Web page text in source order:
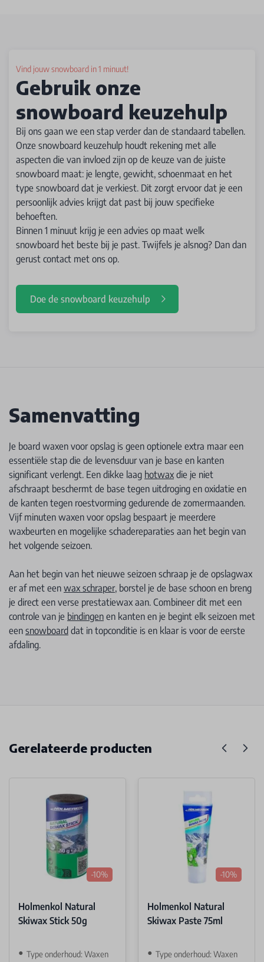
Vind jouw snowboard in 1 minuut!
Gebruik onze
snowboard keuzehulp
Bij ons gaan we een stap verder dan de standaard tabellen.
Onze snowboard keuzehulp houdt rekening met alle
aspecten die van invloed zijn op de keuze van de juiste
snowboard maat: je lengte, gewicht, schoenmaat en het
type snowboard dat je verkiest. Dit zorgt ervoor dat je een
persoonlijk advies krijgt dat past bij jouw specifieke
behoeften.
Binnen 1 minuut krijg je een advies op maat welk
snowboard het beste bij je past. Twijfels je alsnog? Dan dan
gerust contact met ons op.
Doe de snowboard keuzehulp
Samenvatting
Je board waxen voor opslag is geen optionele extra maar een
essentiële stap die de levensduur van je base en kanten
significant verlengt. Een dikke laag hotwax die je niet
afschraapt beschermt de base tegen uitdroging en oxidatie en
de kanten tegen roestvorming gedurende de zomermaanden.
Vijf minuten waxen voor opslag bespaart je meerdere
waxbeurten en mogelijke schadereparaties aan het begin van
het volgende seizoen.
Aan het begin van het nieuwe seizoen schraap je de opslagwax
er af met een wax schraper, borstel je de base schoon en breng
je direct een verse prestatiewax aan. Combineer dit met een
controle van je bindingen en kanten en je begint elk seizoen met
een snowboard dat in topconditie is en klaar is voor de eerste
afdaling.
Gerelateerde producten
-10%
Holmenkol Natural
Skiwax Stick 50g
Type onderhoud: Waxen
-10%
Holmenkol Natural
Skiwax Paste 75ml
Type onderhoud: Waxen